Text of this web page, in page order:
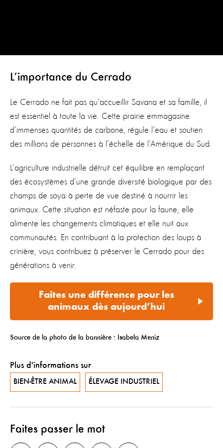
L’importance du Cerrado
Le Cerrado ne fait pas qu’accueillir Savana et sa famille, il
est essentiel à toute la vie. Cette prairie emmagasine
d’immenses quantités de carbone, régule l’eau et soutien
des millions de personnes à l’échelle de l’Amérique du Sud.
L’agriculture industrielle détruit cet équilibre en remplaçant
des écosystèmes d’une grande diversité biologique par des
champs de soya à perte de vue destiné à nourrir les
animaux. Cette situation est néfaste pour la faune, elle
alimente les changements climatiques et elle nuit aux
communautés. En contribuant à la protection des loups à
crinière, vous contribuez à préserver le Cerrado pour des
générations à venir.
Faites une différence pour les
animaux dès aujourd’hui
Source de la photo de la bannière : Isabela Meniz
Plus d'informations sur
BIEN-ÊTRE ANIMAL ÉLEVAGE INDUSTRIEL
Faites passer le mot